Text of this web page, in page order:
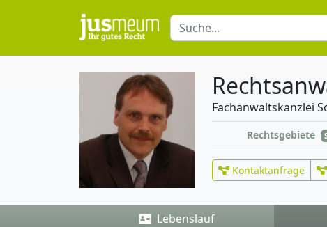
Fachanwaltskanzlei
Rechtsgebiete
Kontaktanfrage
Lebenslauf